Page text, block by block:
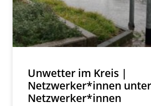
Unwetter im Kreis |
Netzwerker*innen
Netzwerker*innen